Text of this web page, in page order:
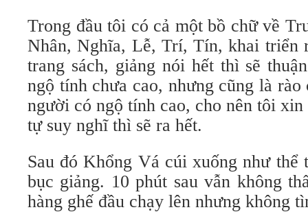
Trong đầu tôi có cả một bồ chữ về
Nhân, Nghĩa, Lễ, Trí, Tín, khai triển
trang sách, giảng nói hết thì sẽ
ngộ tính chưa cao, nhưng cũng là
người có ngộ tính cao, cho nên tôi
tự suy nghĩ thì sẽ ra hết.
Sau đó Khổng Vá cúi xuống như
bục giảng. 10 phút sau vẫn không
hàng ghế đầu chạy lên nhưng không